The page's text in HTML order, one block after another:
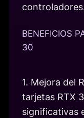
BENEFICIOS
30
1. Mejora del
tarjetas RTX
significativas